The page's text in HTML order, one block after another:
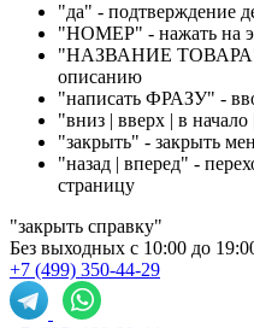
"да" - подтверждение
"НОМЕР" - нажать на
"НАЗВАНИЕ ТОВАРА" -
описанию
"написать ФРАЗУ" -
"вниз | вверх | в
"закрыть" - закрыть
"назад | вперед" -
страницу
"закрыть справку"
Без выходных с 10:00 до
+7 (499) 350-44-29